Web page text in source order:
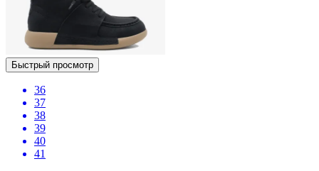
Быстрый просмотр
36
37
38
39
40
41